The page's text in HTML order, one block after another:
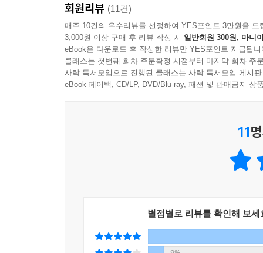
4장 ‘넥스트 머니 플로우’는 압도적 저가의 다이
다음 부의 주인공을 전망한다.
이 책이 유통을 통해 부의 지도를 분석한 통찰의
데이터를 축적해왔고, 신현암 저자는 한국·일
데이터의 깊이와 현장의 넓이가 이 책 안에서 시너
서용구 숙명여대 교수는 “변화의 흐름은 막을 수
그리는 돈의 지도』를 읽은 후 마지막 장을 덮고
읽어내는 나침반이 되는 것이다.
또한 정지영 현대백화점 대표이사는 추천사를
보인다.”라고 말하며 그 시야의 차이가 바로 부
- 정지영 (현대백화점 대표이사, 한국백화점협회 회
유통은 부의 흐름을 가장 먼저 캐치하는 산업이다
1위, 이커머스 침투율 세계 2위, 편의점 밀도 세계
시간, ‘K자 소비 양극화’도 심하다. 허약한 매장
자연스러운 풍경이다. 변화 수용성과 집단주의 성
만들어냈는지, 다이소와 올리브영이 K자의 양
일본의 잃어버린 30년을 거울 삼아 한국 유통의
구조의 변화까지 한 호흡에 담아내는 시야는
좌표가 K자의 어느 쪽에 더 가까운지 이 지도에
그리고 자신의 자산과 일상을 어디에 어떻게 두
변화의 흐름은 막을 수 없지만, 그 안에서 자신
회원리뷰 (11건)
매주 10건의 우수리뷰를 선정하여 YES포인트 3만원을 드
3,000원 이상 구매 후 리뷰 작성 시 일반회원 300원, 마니
eBook은 다운로드 후 작성한 리뷰만 YES포인트 지급됩니
클래스는 첫번째 회차 주문확정 시점부터 마지막 회차 주
사락 독서모임으로 진행된 클래스는 사락 독서모임 게시
eBook 페이백, CD/LP, DVD/Blu-ray, 패션 및 판매금지 상
11
별점별로 리뷰를 확인해 보세